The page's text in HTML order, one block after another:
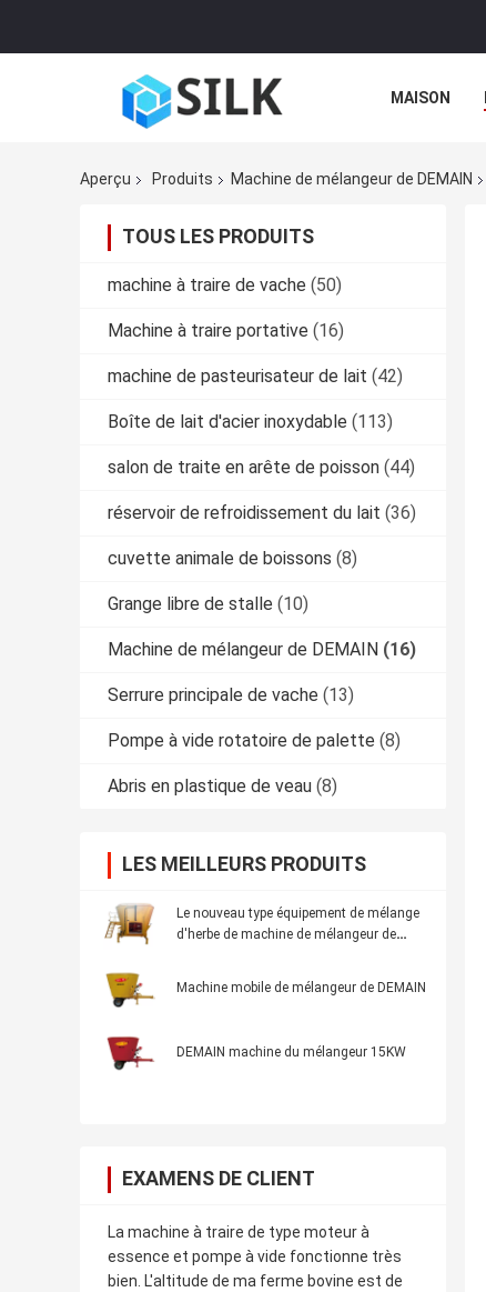
MAISON
Aperçu Produits Machine de mélangeur de DEMAIN
TOUS LES PRODUITS
machine à traire de vache (50)
Machine à traire portative (16)
machine de pasteurisateur de lait (42)
Boîte de lait d'acier inoxydable (113)
salon de traite en arête de poisson (44)
réservoir de refroidissement du lait (36)
cuvette animale de boissons (8)
Grange libre de stalle (10)
Machine de mélangeur de DEMAIN (16)
Serrure principale de vache (13)
Pompe à vide rotatoire de palette (8)
Abris en plastique de veau (8)
LES MEILLEURS PRODUITS
Le nouveau type équipement de mélange
d'herbe de machine de mélangeur de
Machine mobile de mélangeur de DEMAIN
DEMAIN machine du mélangeur 15KW
EXAMENS DE CLIENT
La machine à traire de type moteur à
essence et pompe à vide fonctionne très
bien. L'altitude de ma ferme bovine est de